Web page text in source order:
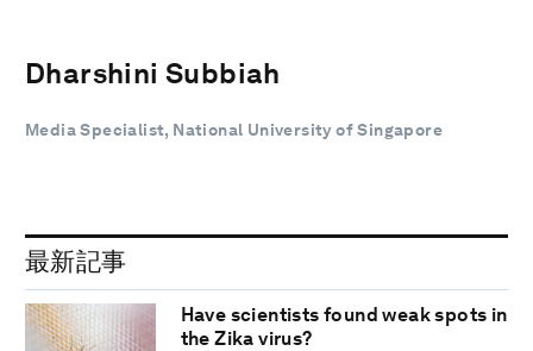
Dharshini Subbiah
Media Specialist, National University of Singapore
最新記事
Have scientists found weak spots in
the Zika virus?